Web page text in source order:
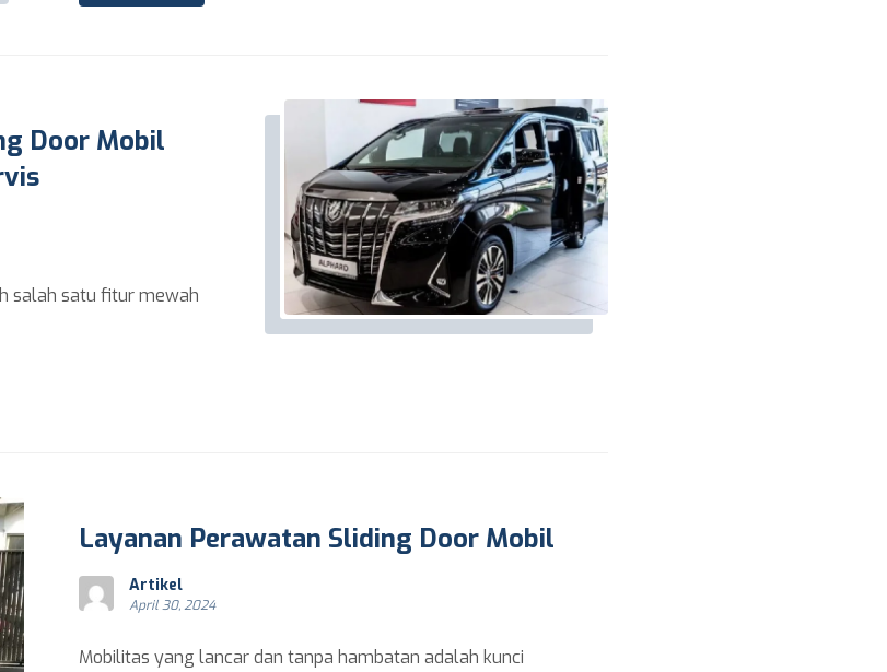
Door Mobil
salah satu fitur mewah
Layanan Perawatan Sliding Door Mobil
Artikel
April 30, 2024
Mobilitas yang lancar dan tanpa hambatan adalah kunci